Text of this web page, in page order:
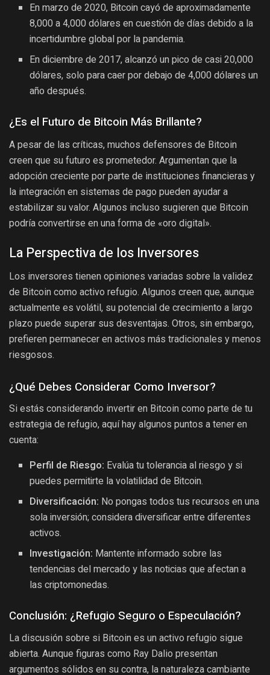
En marzo de 2020, Bitcoin cayó de aproximadamente
8,000 a 4,000 dólares en cuestión de días debido a la
incertidumbre global por la pandemia.
En diciembre de 2017, alcanzó un pico de casi 20,000
dólares, solo para caer por debajo de 4,000 dólares un
año después.
¿Es el Futuro de Bitcoin Más Brillante?
A pesar de las críticas, muchos defensores de Bitcoin
creen que su futuro es prometedor. Argumentan que la
adopción creciente por parte de instituciones financieras y
la integración en sistemas de pago pueden ayudar a
estabilizar su valor. Algunos incluso sugieren que Bitcoin
podría convertirse en una forma de «oro digital».
La Perspectiva de los Inversores
Los inversores tienen opiniones variadas sobre la validez
de Bitcoin como activo refugio. Algunos creen que, aunque
actualmente es volátil, su potencial de crecimiento a largo
plazo puede superar sus desventajas. Otros, sin embargo,
prefieren permanecer en activos más tradicionales y menos
riesgosos.
¿Qué Debes Considerar Como Inversor?
Si estás considerando invertir en Bitcoin como parte de tu
estrategia de refugio, aquí hay algunos puntos a tener en
cuenta:
Perfil de Riesgo: Evalúa tu tolerancia al riesgo y si
puedes permitirte la volatilidad de Bitcoin.
Diversificación: No pongas todos tus recursos en una
sola inversión; considera diversificar entre diferentes
activos.
Investigación: Mantente informado sobre las
tendencias del mercado y las noticias que afectan a
las criptomonedas.
Conclusión: ¿Refugio Seguro o Especulación?
La discusión sobre si Bitcoin es un activo refugio sigue
abierta. Aunque figuras como Ray Dalio presentan
argumentos sólidos en su contra, la naturaleza cambiante